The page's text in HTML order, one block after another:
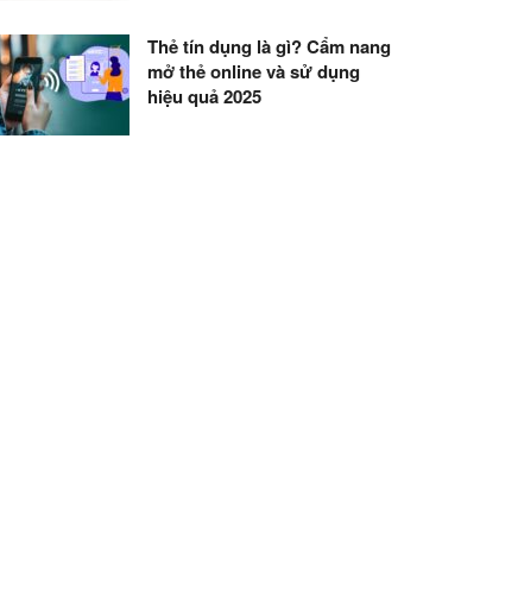
Thẻ tín dụng là gì? Cẩm nang
mở thẻ online và sử dụng
hiệu quả 2025